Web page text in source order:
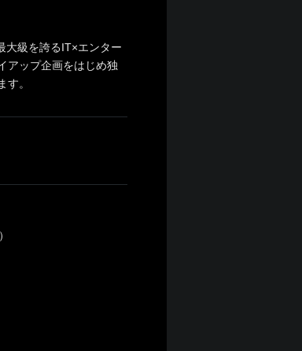
大級を誇るIT×エンター
アップ企画をはじめ独
。